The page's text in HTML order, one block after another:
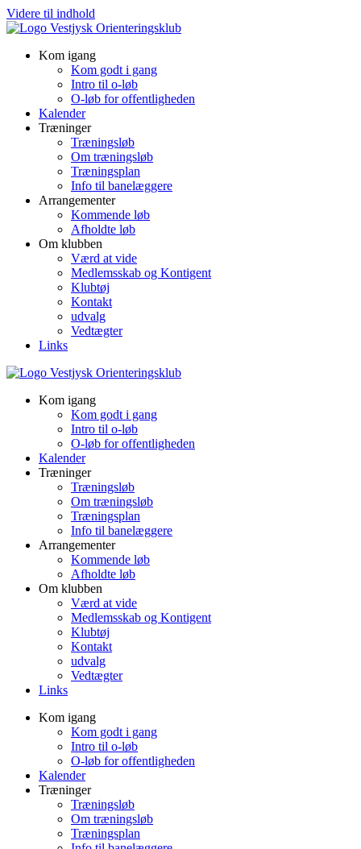
Videre til indhold
Kom igang
Kom godt i gang
Intro til o-løb
O-løb for offentligheden
Kalender
Træninger
Træningsløb
Om træningsløb
Træningsplan
Info til banelæggere
Arrangementer
Kommende løb
Afholdte løb
Om klubben
Værd at vide
Medlemsskab og Kontigent
Klubtøj
Kontakt
udvalg
Vedtægter
Links
Kom igang
Kom godt i gang
Intro til o-løb
O-løb for offentligheden
Kalender
Træninger
Træningsløb
Om træningsløb
Træningsplan
Info til banelæggere
Arrangementer
Kommende løb
Afholdte løb
Om klubben
Værd at vide
Medlemsskab og Kontigent
Klubtøj
Kontakt
udvalg
Vedtægter
Links
Kom igang
Kom godt i gang
Intro til o-løb
O-løb for offentligheden
Kalender
Træninger
Træningsløb
Om træningsløb
Træningsplan